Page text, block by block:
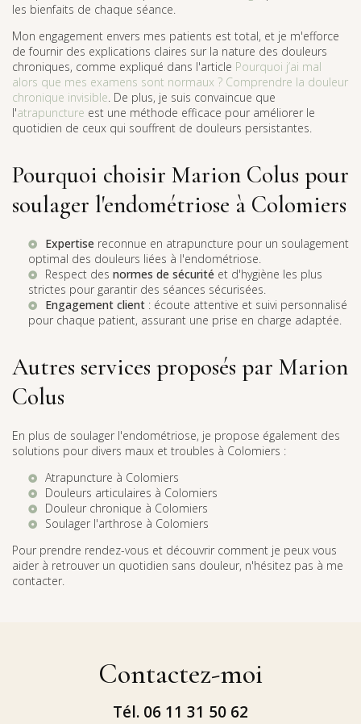
les bienfaits de chaque séance.
Mon engagement envers mes patients est total, et je m'efforce
de fournir des explications claires sur la nature des douleurs
chroniques, comme expliqué dans l'article Pourquoi j’ai mal
alors que mes examens sont normaux ? Comprendre la douleur
chronique invisible. De plus, je suis convaincue que
l'atrapuncture est une méthode efficace pour améliorer le
quotidien de ceux qui souffrent de douleurs persistantes.
Pourquoi choisir Marion Colus pour
soulager l'endométriose à Colomiers
Expertise reconnue en atrapuncture pour un soulagement
optimal des douleurs liées à l'endométriose.
Respect des normes de sécurité et d'hygiène les plus
strictes pour garantir des séances sécurisées.
Engagement client : écoute attentive et suivi personnalisé
pour chaque patient, assurant une prise en charge adaptée.
Autres services proposés par Marion
Colus
En plus de soulager l'endométriose, je propose également des
solutions pour divers maux et troubles à Colomiers :
Atrapuncture à Colomiers
Douleurs articulaires à Colomiers
Douleur chronique à Colomiers
Soulager l'arthrose à Colomiers
Pour prendre rendez-vous et découvrir comment je peux vous
aider à retrouver un quotidien sans douleur, n'hésitez pas à me
contacter.
Contactez-moi
Tél. 06 11 31 50 62